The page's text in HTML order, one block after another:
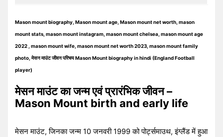
Mason mount biography, Mason mount age, Mason mount net worth, mason
mount stats, mason mount instagram, mason mount chelsea, mason mount age
2022 , mason mount wife, mason mount net worth 2023, mason mount family
photo, मेसन माउंट जीवन परिचय Mason Mount biography in hindi (England Football
player)
मेसन माउंट का जन्म एवं प्रारंभिक जीवन –
Mason Mount birth and early life
मेसन माउंट, जिनका जन्म 10 जनवरी 1999 को पोर्ट्समाउथ, इंग्लैंड में हुआ